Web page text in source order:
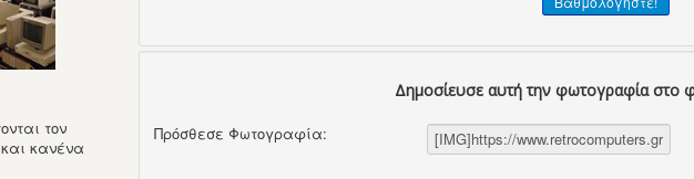
τον
κανένα
Δημοσίευσε αυτή την φωτογραφία στο
Πρόσθεσε Φωτογραφία: